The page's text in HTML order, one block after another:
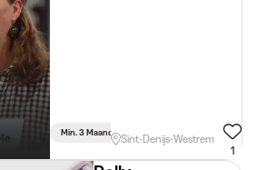
Min. 3 Maand Voltijds
Sint-Denijs-Westrem
1